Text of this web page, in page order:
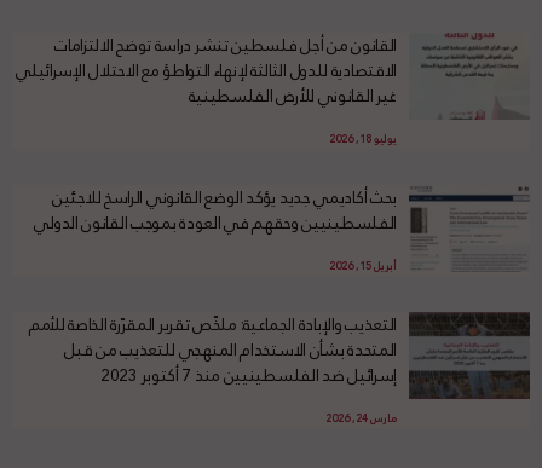
القانون من أجل فلسطين تنشر دراسة توضح الالتزامات
الاقتصادية للدول الثالثة لإنهاء التواطؤ مع الاحتلال الإسرائيلي
غير القانوني للأرض الفلسطينية
يوليو 18, 2026
بحث أكاديمي جديد يؤكد الوضع القانوني الراسخ للاجئين
الفلسطينيين وحقهم في العودة بموجب القانون الدولي
أبريل 15, 2026
التعذيب والإبادة الجماعية: ملخّص تقرير المقرّرة الخاصة للأمم
المتحدة بشأن الاستخدام المنهجي للتعذيب من قبل
إسرائيل ضد الفلسطينيين منذ 7 أكتوبر 2023
مارس 24, 2026